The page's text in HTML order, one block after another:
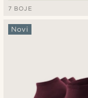
7 BOJE
Novi